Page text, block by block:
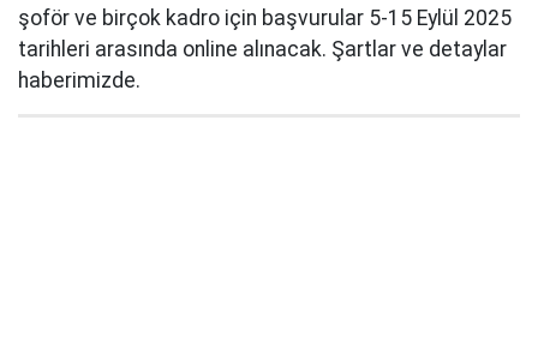
şoför ve birçok kadro için başvurular 5-15 Eylül 2025
tarihleri arasında online alınacak. Şartlar ve detaylar
haberimizde.